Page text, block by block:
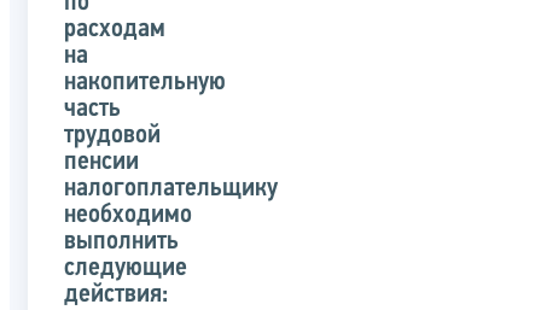
расходам
на
накопительную
часть
трудовой
пенсии
налогоплательщику
необходимо
выполнить
следующие
действия: